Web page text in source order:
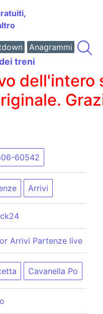
Anagrammi
treni
60542
Arrivi
Arrivi Partenze live
Cavanella Po